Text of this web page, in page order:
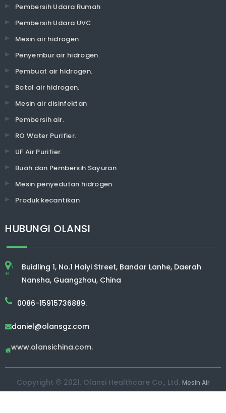
Pembersih Udara Rumah
Pembersih Udara UVC
Mesin air hidrogen
Penyembur air hidrogen.
Pembuat air hidrogen.
Botol air hidrogen.
Mesin air disinfektan
Pembersih air.
RO Water Purifier.
UF Air Purifier.
Buah dan Pembersih Sayuran
Mesin penyedutan hidrogen
Produk kecantikan
HUBUNGI OLANSI
\
"
Buidling 1, No.1 Haiyi Street, Bandar Lanhe, Daerah
Nansha, Guangzhou, China
0086-15915736889.
daniel@olansgz.com
www.olansichina.com.
Copyright © 2021. Olansi Healthcare Co., Ltd. Mesin Air
Hidrogen